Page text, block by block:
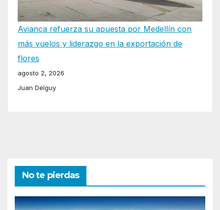
Avianca refuerza su apuesta por Medellín con
más vuelos y liderazgo en la exportación de
flores
agosto 2, 2026
Juan Delguy
No te pierdas